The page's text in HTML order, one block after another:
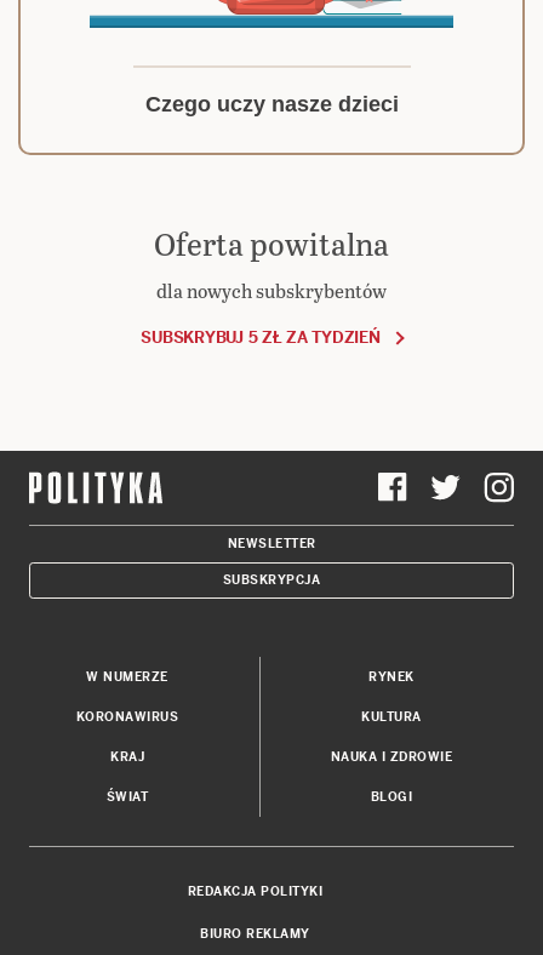
Czego uczy nasze dzieci
Oferta powitalna
dla nowych subskrybentów
SUBSKRYBUJ 5 ZŁ ZA TYDZIEŃ
NEWSLETTER
SUBSKRYPCJA
W NUMERZE
KORONAWIRUS
KRAJ
ŚWIAT
RYNEK
KULTURA
NAUKA I ZDROWIE
BLOGI
REDAKCJA POLITYKI
BIURO REKLAMY